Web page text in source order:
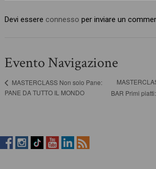
Devi essere connesso per inviare un
Evento Navigazione
MASTERCLASS Non solo Pane:
PANE DA TUTTO IL MONDO
BAR Primi
RistopiùNews
RistopiùNews
RistopiùNews
RistopiùNews
RistopiùNews
RSS